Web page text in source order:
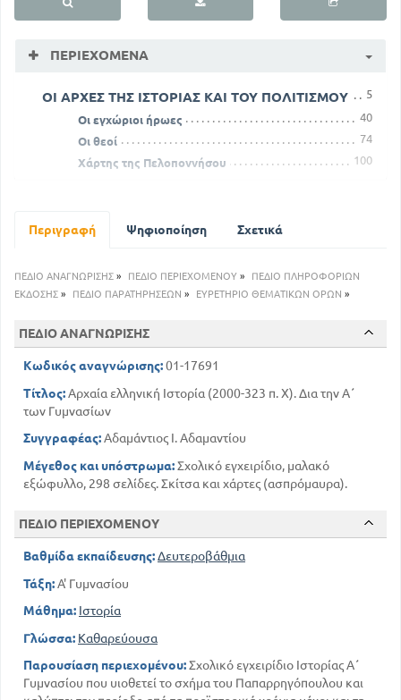
ΠΕΡΙΕΧΌΜΕΝΑ
ΟΙ ΑΡΧΕΣ ΤΗΣ ΙΣΤΟΡΙΑΣ ΚΑΙ ΤΟΥ ΠΟΛΙΤΙΣΜΟΥ 5
Οι εγχώριοι ήρωες
40
Οι θεοί
74
Χάρτης της Πελοποννήσου
100
Η διοίκηση του Περσικού Κράτους
241
ΑΡΙΘΜΗΣΗ - ΧΡΟΝΟΛΟΓΙΑ - ΜΕΤΡΑ ΚΑΙ ΣΤΑΘΜΑ
293
Περιγραφή Ψηφιοποίηση Σχετικά
ΠΕΔΙΟ ΑΝΑΓΝΩΡΙΣΗΣ » ΠΕΔΙΟ ΠΕΡΙΕΧΟΜΕΝΟΥ »
ΠΕΔΙΟ ΠΛΗΡΟΦΟΡΙΩΝ
ΕΚΔΟΣΗΣ » ΠΕΔΙΟ ΠΑΡΑΤΗΡΗΣΕΩΝ » ΕΥΡΕΤΗΡΙΟ ΘΕΜΑΤΙΚΩΝ ΟΡΩΝ »
ΠΕΔΙΟ ΑΝΑΓΝΩΡΙΣΗΣ
Κωδικός αναγνώρισης:01-17691
Τίτλος:Αρχαία ελληνική Ιστορία (2000-323 π. Χ). Δια την Α΄
των Γυμνασίων
Συγγραφέας:Αδαμάντιος Ι. Αδαμαντίου
Μέγεθος και υπόστρωμα:Σχολικό εγχειρίδιο, μαλακό
εξώφυλλο, 298 σελίδες. Σκίτσα και χάρτες (ασπρόμαυρα).
ΠΕΔΙΟ ΠΕΡΙΕΧΟΜΕΝΟΥ
Βαθμίδα εκπαίδευσης:Δευτεροβάθμια
Τάξη:Α' Γυμνασίου
Μάθημα: Ιστορία
Γλώσσα: Καθαρεύουσα
Παρουσίαση περιεχομένου:Σχολικό εγχειρίδιο Ιστορίας Α΄
Γυμνασίου που υιοθετεί το σχήμα του Παπαρρηγόπουλου και